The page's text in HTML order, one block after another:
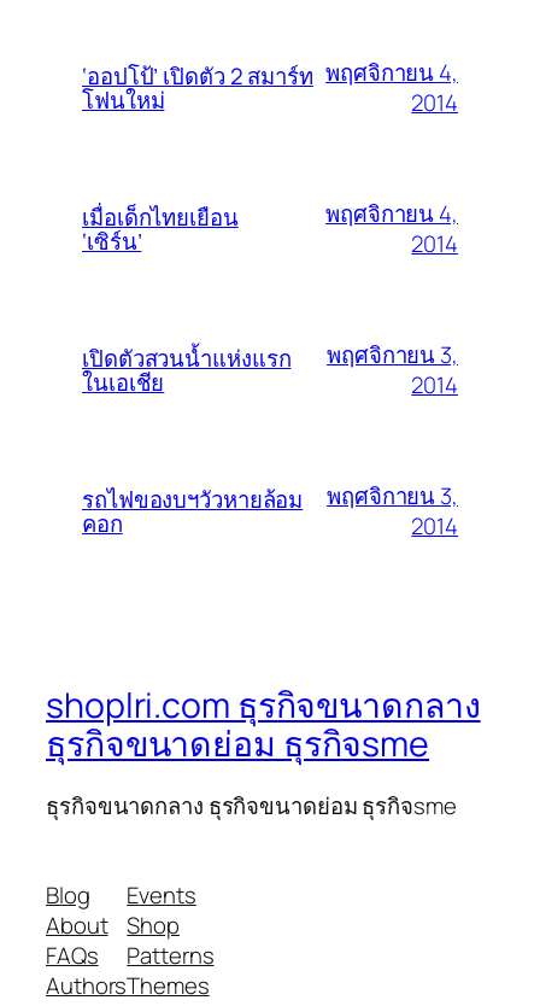
‘ออปโป้’ เปิดตัว 2 สมาร์ท
โฟนใหม่
พฤศจิกายน 4,
2014
เมื่อเด็กไทยเยือน
‘เซิร์น’
พฤศจิกายน 4,
2014
เปิดตัวสวนน้ำแห่งแรก
ในเอเชีย
พฤศจิกายน 3,
2014
รถไฟของบฯวัวหายล้อม
คอก
พฤศจิกายน 3,
2014
shoplri.com ธุรกิจขนาดกลาง
ธุรกิจขนาดย่อม ธุรกิจsme
ธุรกิจขนาดกลาง ธุรกิจขนาดย่อม ธุรกิจsme
Blog
About
FAQs
Authors
Events
Shop
Patterns
Themes